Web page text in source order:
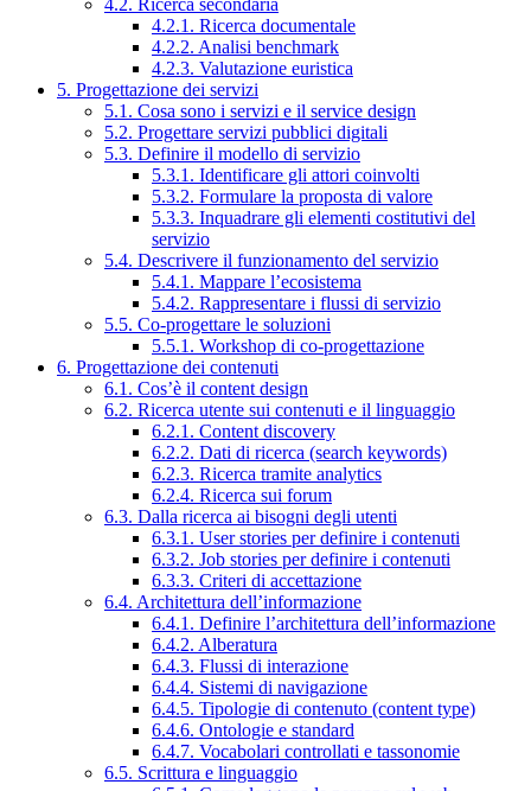
4.2.1. Ricerca documentale
4.2.2. Analisi benchmark
4.2.3. Valutazione euristica
5. Progettazione dei servizi
5.1. Cosa sono i servizi e il service design
5.2. Progettare servizi pubblici digitali
5.3. Definire il modello di servizio
5.3.1. Identificare gli attori coinvolti
5.3.2. Formulare la proposta di valore
5.3.3. Inquadrare gli elementi costitutivi del
servizio
5.4. Descrivere il funzionamento del servizio
5.4.1. Mappare l’ecosistema
5.4.2. Rappresentare i flussi di servizio
5.5. Co-progettare le soluzioni
5.5.1. Workshop di co-progettazione
6. Progettazione dei contenuti
6.1. Cos’è il content design
6.2. Ricerca utente sui contenuti e il linguaggio
6.2.1. Content discovery
6.2.2. Dati di ricerca (search keywords)
6.2.3. Ricerca tramite analytics
6.2.4. Ricerca sui forum
6.3. Dalla ricerca ai bisogni degli utenti
6.3.1. User stories per definire i contenuti
6.3.2. Job stories per definire i contenuti
6.3.3. Criteri di accettazione
6.4. Architettura dell’informazione
6.4.1. Definire l’architettura dell’informazione
6.4.2. Alberatura
6.4.3. Flussi di interazione
6.4.4. Sistemi di navigazione
6.4.5. Tipologie di contenuto (content type)
6.4.6. Ontologie e standard
6.4.7. Vocabolari controllati e tassonomie
6.5. Scrittura e linguaggio